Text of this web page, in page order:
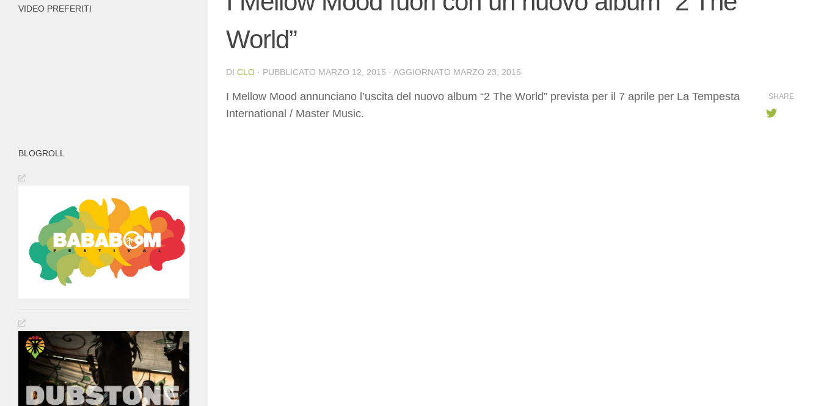
World”
DI CLO · PUBBLICATO MARZO 12, 2015 · AGGIORNATO MARZO 23, 2015
I Mellow Mood annunciano l’uscita del nuovo album “2 The World” prevista per il 7 aprile per La Tempesta
International / Master Music.
SHARE
VIDEO PREFERITI
BLOGROLL